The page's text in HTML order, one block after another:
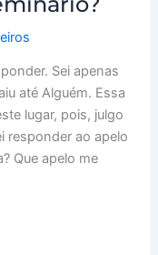
Sei apenas
até Alguém. Essa
lugar, pois, julgo
responder ao apelo
Que apelo me